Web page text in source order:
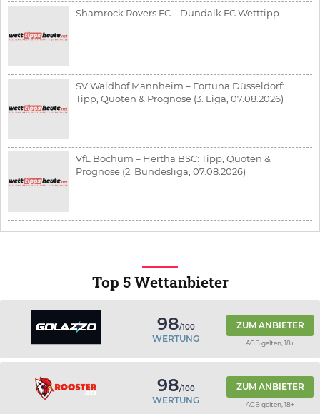
Shamrock Rovers FC – Dundalk FC Wetttipp
SV Waldhof Mannheim – Fortuna Düsseldorf:
Tipp, Quoten & Prognose (3. Liga, 07.08.2026)
VfL Bochum – Hertha BSC: Tipp, Quoten &
Prognose (2. Bundesliga, 07.08.2026)
Top 5 Wettanbieter
98/100
WERTUNG
ZUM ANBIETER
AGB gelten, 18+
98/100
WERTUNG
ZUM ANBIETER
AGB gelten, 18+